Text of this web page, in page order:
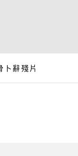
卜辭殘片